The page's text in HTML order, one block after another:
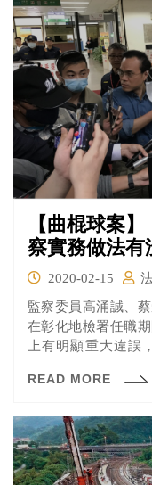
【曲棍球案
察實務做法有
2020-02-15
監察委員高涌誠、
在彰化地檢署任職
上有明顯重大違誤
檢察官認為監委因
職權。
READ MORE